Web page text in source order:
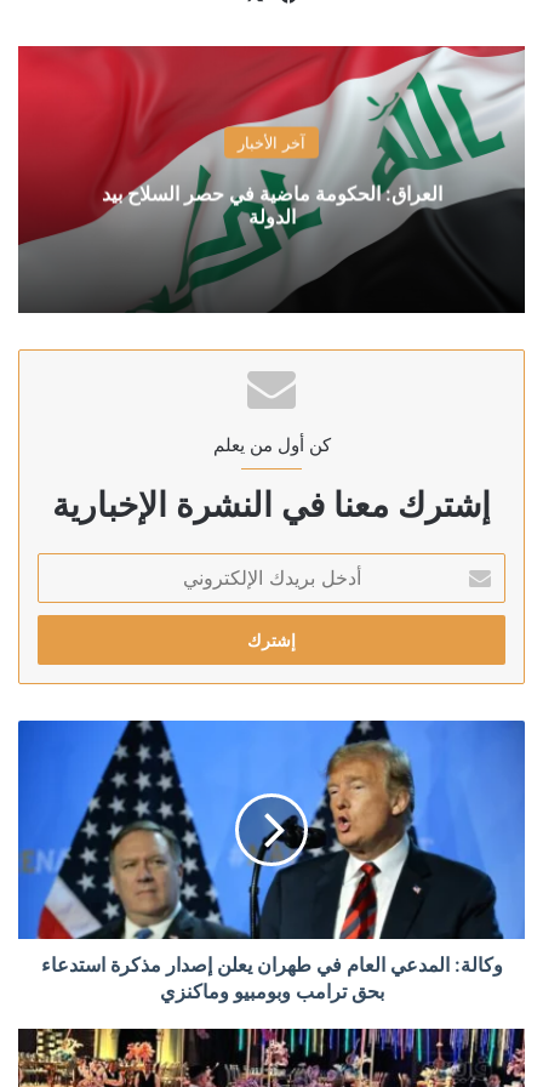
آخر الأخبار
العراق: الحكومة ماضية في حصر السلاح بيد
الدولة
كن أول من يعلم
إشترك معنا في النشرة الإخبارية
بريدك
الإلكتروني
وكالة: المدعي العام في طهران يعلن إصدار مذكرة استدعاء
بحق ترامب وبومبيو وماكنزي